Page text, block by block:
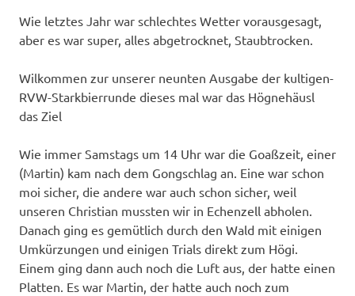
Wie letztes Jahr war schlechtes Wetter vorausgesagt,
aber es war super, alles abgetrocknet, Staubtrocken.
Wilkommen zur unserer neunten Ausgabe der kultigen-
RVW-Starkbierrunde dieses mal war das Högnehäusl
das Ziel
Wie immer Samstags um 14 Uhr war die Goaßzeit, einer
(Martin) kam nach dem Gongschlag an. Eine war schon
moi sicher, die andere war auch schon sicher, weil
unseren Christian mussten wir in Echenzell abholen.
Danach ging es gemütlich durch den Wald mit einigen
Umkürzungen und einigen Trials direkt zum Högi.
Einem ging dann auch noch die Luft aus, der hatte einen
Platten. Es war Martin, der hatte auch noch zum